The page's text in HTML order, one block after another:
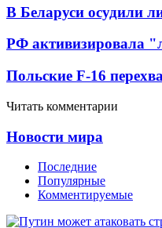
В Беларуси осудили
РФ активизировала
Польские F-16
Читать комментарии
Новости мира
Последние
Популярные
Комментируемые